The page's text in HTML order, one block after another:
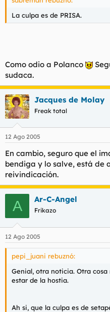
La culpa es de PRISA.
Como odio a Polanco
sudaca.
Jacques de Molay
Freak total
12 Ago 2005
En cambio, seguro que el
bendiga y lo salve, está de
reivindicación.
A Ar-C-Angel
Frikazo
12 Ago 2005
pepi_juani rebuznó:
Genial, otra noticia. Otra
estar de la hostia.
Ah si, que la culpa es de